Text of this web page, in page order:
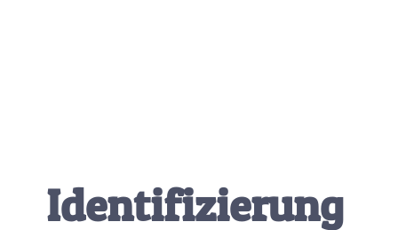
Identifizierung